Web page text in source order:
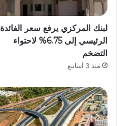
لبنك المركزي يرفع سعر الفائدة
الرئيسي إلى 6.75% لاحتواء
التضخم
منذ 3 أسابيع